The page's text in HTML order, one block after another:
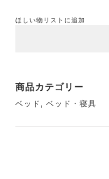
ほしい物リストに追加
商品カテゴリー
ベッド ,ベッド・寝具